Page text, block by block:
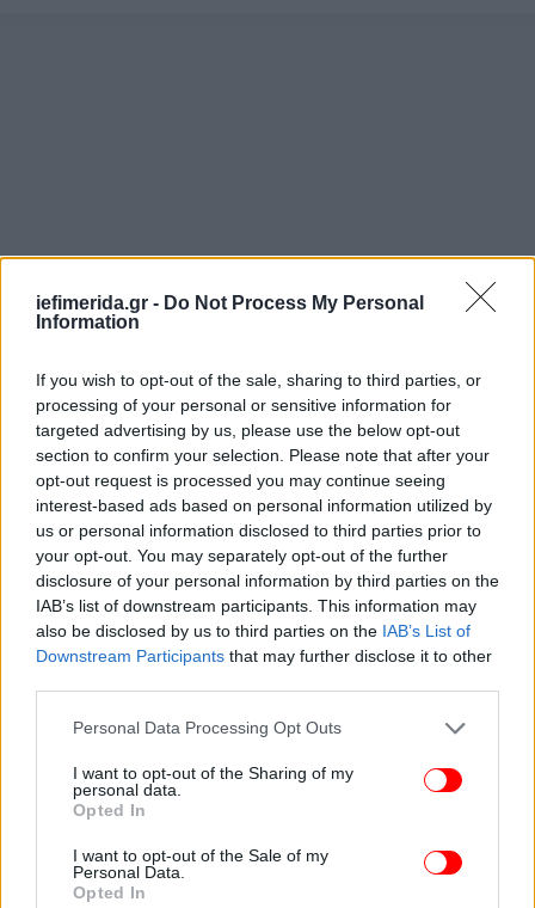
iefimerida.gr - Do Not Process My Personal
Information
If you wish to opt-out of the sale, sharing to third parties, or
processing of your personal or sensitive information for
targeted advertising by us, please use the below opt-out
section to confirm your selection. Please note that after your
opt-out request is processed you may continue seeing
interest-based ads based on personal information utilized by
us or personal information disclosed to third parties prior to
your opt-out. You may separately opt-out of the further
disclosure of your personal information by third parties on the
IAB’s list of downstream participants. This information may
also be disclosed by us to third parties on the IAB’s List of
Downstream Participants that may further disclose it to other
Please note that this website/app uses one or more Google
not limited to your visit or usage behaviour. You may click to
grant or deny consent to Google and its third-party tags to
use your data for below specified purposes in below Google
consent section.
Personal Data Processing Opt Outs
I want to opt-out of the Sharing of my
personal data.
Opted In
I want to opt-out of the Sale of my
Personal Data.
Opted In
«Έχω ακούσει ότι ένα από τα πλοία ήταν
αγκυροβολημένο. Αν ναι, υπάρχει πιθανότητα να
να το κάνει, δεν το γνωρίζουμε. Αλλά μπορεί να
χρειαστεί έως και μία ώρα για να σηκώσει άγκυρα»,